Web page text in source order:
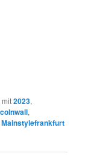
mit2023,
,
Mainstylefrankfurt